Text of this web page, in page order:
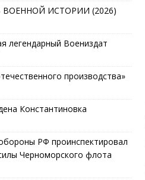
ВОЕННОЙ ИСТОРИИ (2026)
легендарный Воениздат
производства»
Константиновка
РФ проинспектировал
Черноморского флота